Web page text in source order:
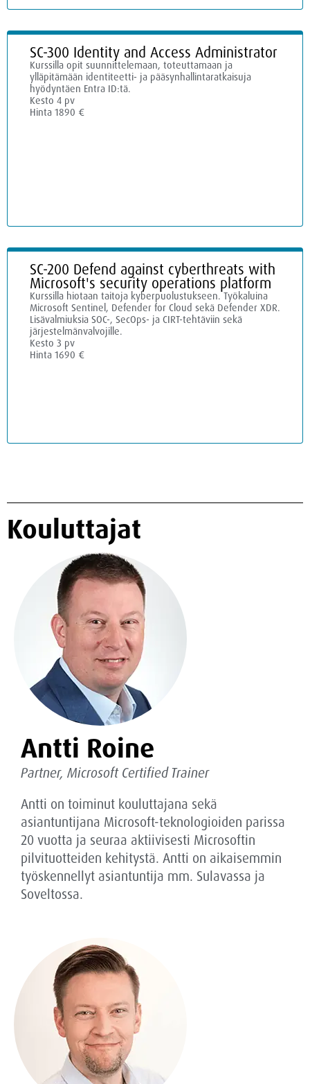
SC-300 Identity and Access Administrator
Kurssilla opit suunnittelemaan, toteuttamaan ja
ylläpitämään identiteetti- ja pääsynhallintaratkaisuja
hyödyntäen Entra ID:tä.
Kesto 4 pv
Hinta 1890 €
SC-200 Defend against cyberthreats with
Microsoft's security operations platform
Kurssilla hiotaan taitoja kyberpuolustukseen. Työkaluina
Microsoft Sentinel, Defender for Cloud sekä Defender XDR.
Lisävalmiuksia SOC-, SecOps- ja CIRT-tehtäviin sekä
järjestelmänvalvojille.
Kesto 3 pv
Hinta 1690 €
Kouluttajat
Antti Roine
Partner, Microsoft Certified Trainer
Antti on toiminut kouluttajana sekä
asiantuntijana Microsoft-teknologioiden parissa
20 vuotta ja seuraa aktiivisesti Microsoftin
pilvituotteiden kehitystä. Antti on aikaisemmin
työskennellyt asiantuntija mm. Sulavassa ja
Soveltossa.